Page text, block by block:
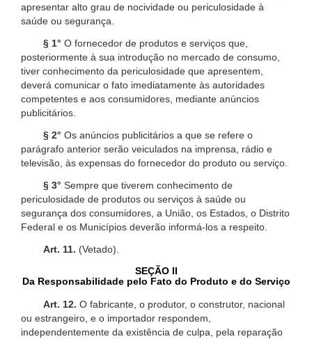
apresentar alto grau de nocividade ou periculosidade à
saúde ou segurança.
§ 1° O fornecedor de produtos e serviços que,
posteriormente à sua introdução no mercado de consumo,
tiver conhecimento da periculosidade que apresentem,
deverá comunicar o fato imediatamente às autoridades
competentes e aos consumidores, mediante anúncios
publicitários.
§ 2° Os anúncios publicitários a que se refere o
parágrafo anterior serão veiculados na imprensa, rádio e
televisão, às expensas do fornecedor do produto ou serviço.
§ 3° Sempre que tiverem conhecimento de
periculosidade de produtos ou serviços à saúde ou
segurança dos consumidores, a União, os Estados, o Distrito
Federal e os Municípios deverão informá-los a respeito.
Art. 11. (Vetado).
SEÇÃO II
Da Responsabilidade pelo Fato do Produto e do Serviço
Art. 12. O fabricante, o produtor, o construtor, nacional
ou estrangeiro, e o importador respondem,
independentemente da existência de culpa, pela reparação